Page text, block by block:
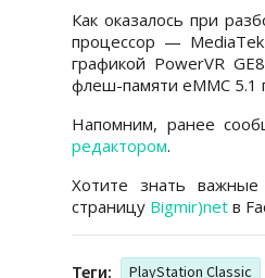
Как оказалось при
процессор —
графикой PowerVR
флеш-памяти eMMC 5.1
Напомним, ранее
редактором.
Хотите знать
страницу Bigmir)net в
Теги: PlayStation Classic